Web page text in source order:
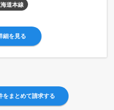
道本線
細を見る
をまとめて請求する